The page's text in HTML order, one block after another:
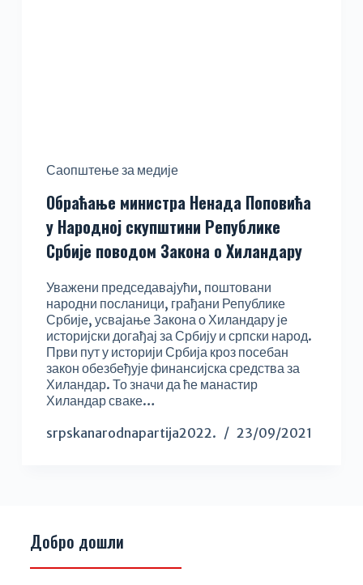
Саопштење за медије
Обраћање министра Ненада Поповића
у Народној скупштини Републике
Србије поводом Закона о Хиландару
Уважени председавајући, поштовани
народни посланици, грађани Републике
Србије, усвајање Закона о Хиландару је
историјски догађај за Србију и српски народ.
Први пут у историји Србија кроз посебан
закон обезбеђује финансијска средства за
Хиландар. То значи да ће манастир
Хиландар сваке…
srpskanarodnapartija2022.
23/09/2021
Добро дошли